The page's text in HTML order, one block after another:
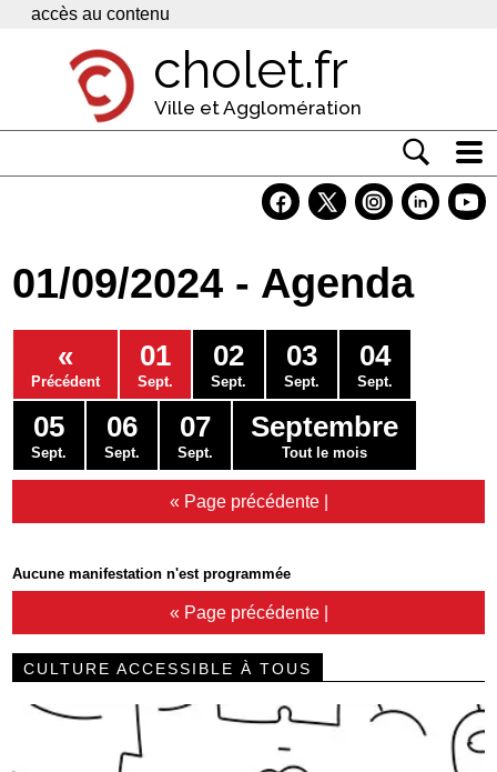
Panneau de gestion des cookies
accès au contenu
cholet.fr
Ville et Agglomération
Economie
Services
Contacts
01/09/2024 - Agenda
«
Précédent
01
Sept.
02
Sept.
03
Sept.
04
Sept.
05
Sept.
06
Sept.
07
Sept.
Septembre
Tout le mois
« Page précédente|
Aucune manifestation n'est programmée
« Page précédente|
CULTURE ACCESSIBLE À TOUS